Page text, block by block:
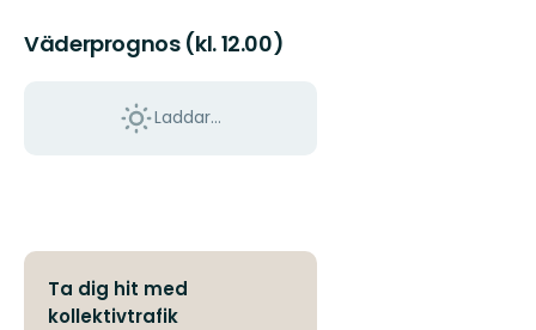
Väderprognos (kl. 12.00)
Laddar...
Ta dig hit med
kollektivtrafik